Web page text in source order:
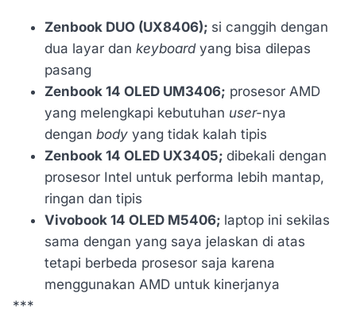
Zenbook DUO (UX8406); si canggih dengan
dua layar dan keyboard yang bisa dilepas
pasang
Zenbook 14 OLED UM3406; prosesor AMD
yang melengkapi kebutuhan user-nya
dengan body yang tidak kalah tipis
Zenbook 14 OLED UX3405; dibekali dengan
prosesor Intel untuk performa lebih mantap,
ringan dan tipis
Vivobook 14 OLED M5406; laptop ini sekilas
sama dengan yang saya jelaskan di atas
tetapi berbeda prosesor saja karena
menggunakan AMD untuk kinerjanya
***